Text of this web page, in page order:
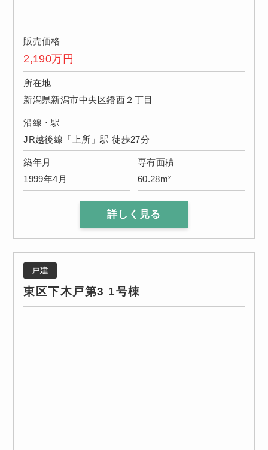
販売価格
2,190万円
所在地
新潟県新潟市中央区鐙西２丁目
沿線・駅
JR越後線「上所」駅 徒歩27分
築年月
1999年4月
専有面積
60.28m²
詳しく見る
戸建
東区下木戸第3 1号棟